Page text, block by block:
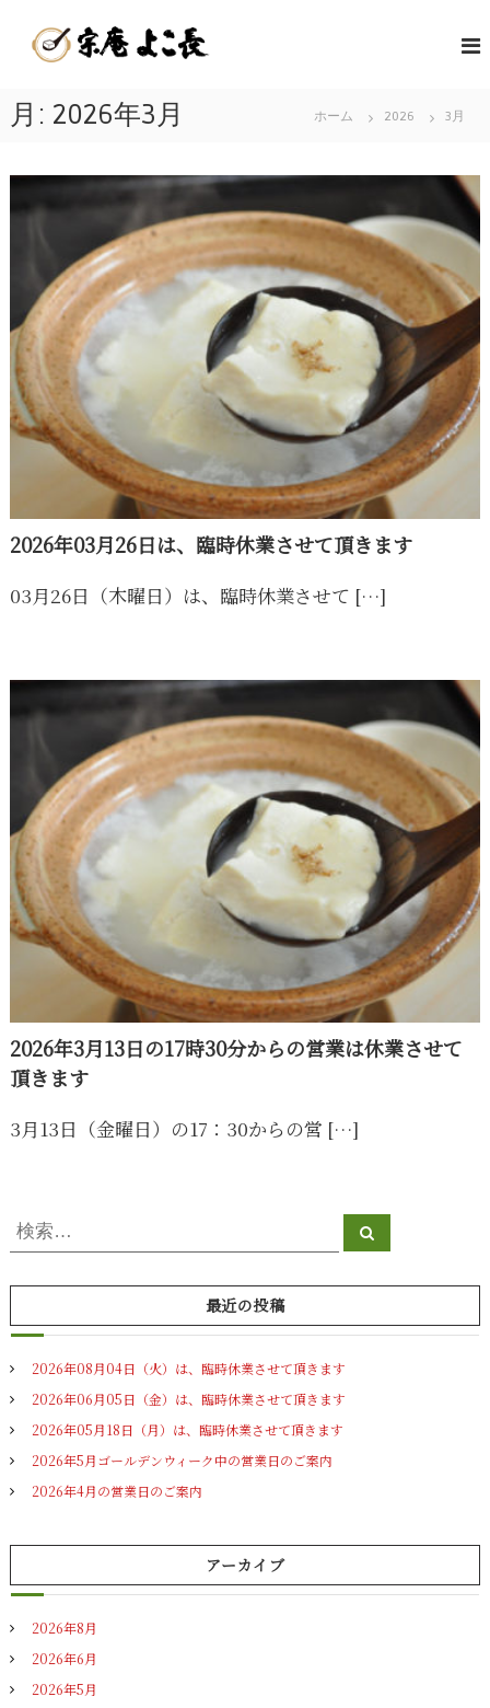
へ
キ
プ
ふ
祥
の
店
|
宗
庵
よ
長
温
物
の
美
味
い
温
湯
豆
月: 2026年3月 ホーム 2026 3月
2026年03月26日は、臨時休業させて頂きます
03月26日（木曜日）は、臨時休業させて […]
2026年3月13日の17時30分からの営業は休業させて
頂きます
3月13日（金曜日）の17：30からの営 […]
検
索
対
:
検
索
最近の投稿
2026年08月04日（火）は、臨時休業させて頂きます
2026年06月05日（金）は、臨時休業させて頂きます
2026年05月18日（月）は、臨時休業させて頂きます
2026年5月ゴールデンウィーク中の営業日のご案内
2026年4月の営業日のご案内
アーカイブ
2026年8月
2026年6月
2026年5月